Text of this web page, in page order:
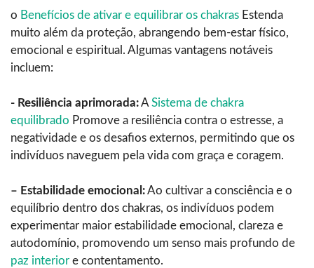
o Benefícios de ativar e equilibrar os chakras Estenda
muito além da proteção, abrangendo bem-estar físico,
emocional e espiritual. Algumas vantagens notáveis
incluem:
- Resiliência aprimorada:A Sistema de chakra
equilibrado Promove a resiliência contra o estresse, a
negatividade e os desafios externos, permitindo que os
indivíduos naveguem pela vida com graça e coragem.
– Estabilidade emocional:Ao cultivar a consciência e o
equilíbrio dentro dos chakras, os indivíduos podem
experimentar maior estabilidade emocional, clareza e
autodomínio, promovendo um senso mais profundo de
paz interior e contentamento.